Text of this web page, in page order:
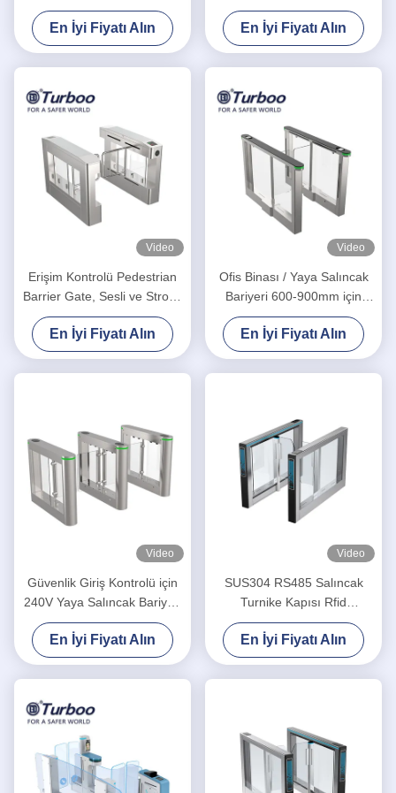
Arası Parklar için
En İyi Fiyatı Alın
Handikap için Salıncak
Bariyer Kapısı RFID Kartı
En İyi Fiyatı Alın
Video
Erişim Kontrolü Pedestrian
Barrier Gate, Sesli ve Strobe
Işığı Uyarıları ile
En İyi Fiyatı Alın
Video
Ofis Binası / Yaya Salıncak
Bariyeri 600-900mm için
Fırçasız Motor Salıncak
Bariyer Kapısı
En İyi Fiyatı Alın
Video
Güvenlik Giriş Kontrolü için
240V Yaya Salıncak Bariyeri
Turnike Kapısı
En İyi Fiyatı Alın
Video
SUS304 RS485 Salıncak
Turnike Kapısı Rfid
Paslanmaz Çelik Turnikeler
En İyi Fiyatı Alın